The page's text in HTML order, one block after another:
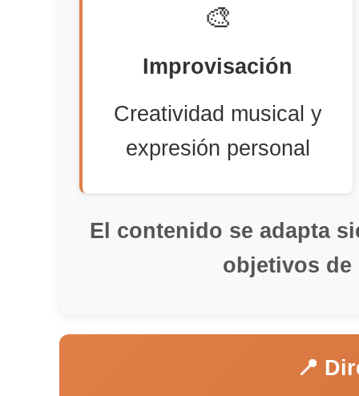
🎨
Improvisación
Creatividad musical y
expresión personal
El contenido se adapta
objetivos de
📍